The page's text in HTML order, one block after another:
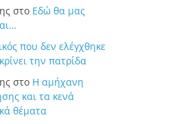
στο Εδώ θα μας
που δεν ελέγχθηκε
την πατρίδα
στο Η αμήχανη
και τα κενά
θέματα